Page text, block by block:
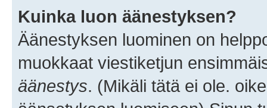
Kuinka luon äänestyksen?
Äänestyksen luominen on
muokkaat viestiketjun
äänestys. (Mikäli tätä ei ole.